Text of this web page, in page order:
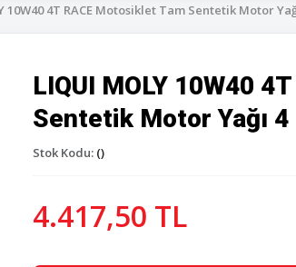
10W40 4T RACE Motosiklet Tam Sentetik Motor
LIQUI MOLY 10W40
Sentetik Motor Yağı
Stok Kodu: ()
4.417,50 TL